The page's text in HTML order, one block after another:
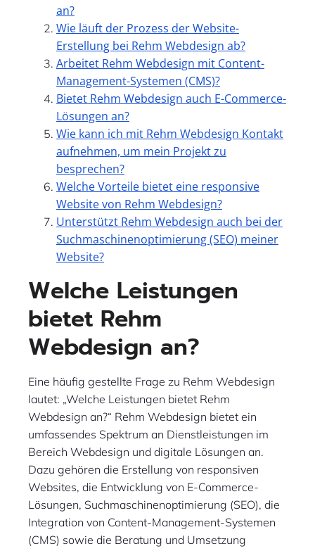
an?
Wie läuft der Prozess der Website-
Erstellung bei Rehm Webdesign ab?
Arbeitet Rehm Webdesign mit Content-
Management-Systemen (CMS)?
Bietet Rehm Webdesign auch E-Commerce-
Lösungen an?
Wie kann ich mit Rehm Webdesign Kontakt
aufnehmen, um mein Projekt zu
besprechen?
Welche Vorteile bietet eine responsive
Website von Rehm Webdesign?
Unterstützt Rehm Webdesign auch bei der
Suchmaschinenoptimierung (SEO) meiner
Website?
Welche Leistungen
bietet Rehm
Webdesign an?
Eine häufig gestellte Frage zu Rehm Webdesign
lautet: „Welche Leistungen bietet Rehm
Webdesign an?“ Rehm Webdesign bietet ein
umfassendes Spektrum an Dienstleistungen im
Bereich Webdesign und digitale Lösungen an.
Dazu gehören die Erstellung von responsiven
Websites, die Entwicklung von E-Commerce-
Lösungen, Suchmaschinenoptimierung (SEO), die
Integration von Content-Management-Systemen
(CMS) sowie die Beratung und Umsetzung